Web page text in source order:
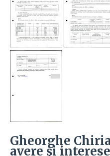
Gheorghe
avere şi interese